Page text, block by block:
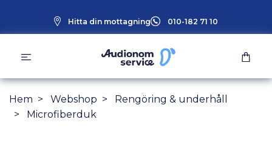
Hitta din mottagning 010-182 71 10
Hem Webshop
Rengöring & underhåll
Microfiberduk